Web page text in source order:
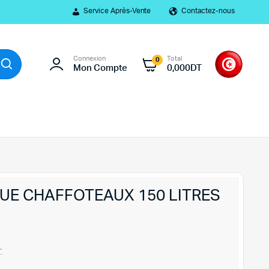
Service Après-Vente Contactez-nous
Connexion
Mon Compte
0 Total
0,000 DT
CHAFFOTEAUX 150 LITRES